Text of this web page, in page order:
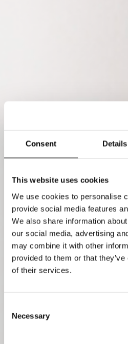
Consent Details
This website uses cookies
We use cookies to personalise
provide social media features
We also share information
our social media, advertising
may combine it with other
provided to them or that
of their services.
Selection
Necessary